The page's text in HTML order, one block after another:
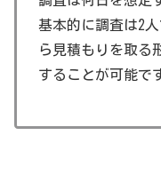
基本的に調査は2
ら見積もりを取る
することが可能で